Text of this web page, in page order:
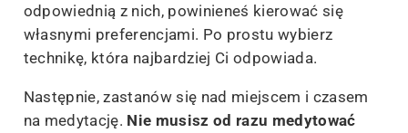
odpowiednią z nich, powinieneś kierować się
własnymi preferencjami. Po prostu wybierz
technikę, która najbardziej Ci odpowiada.
Następnie, zastanów się nad miejscem i czasem
na medytację. Nie musisz od razu medytować